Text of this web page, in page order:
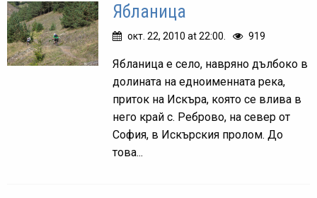
Ябланица
окт. 22, 2010 at 22:00. 919
Ябланица е село, навряно дълбоко в
долината на едноименната река,
приток на Искъра, която се влива в
него край с. Реброво, на север от
София, в Искърския пролом. До
това...